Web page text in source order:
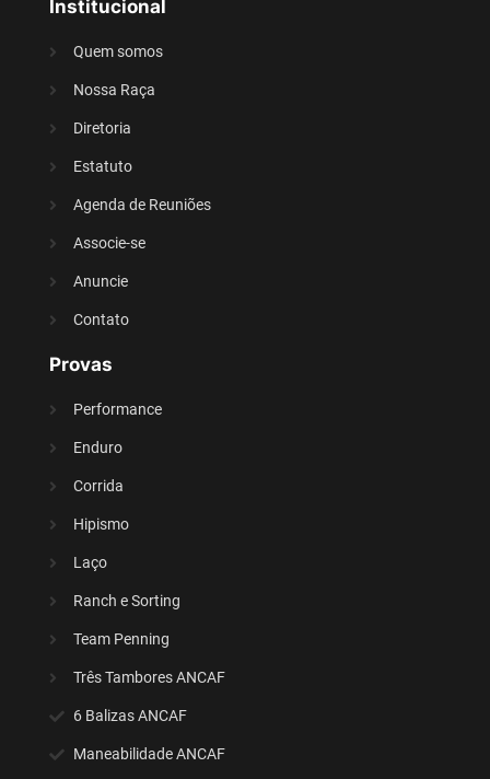
Institucional
Quem somos
Nossa Raça
Diretoria
Estatuto
Agenda de Reuniões
Associe-se
Anuncie
Contato
Provas
Performance
Enduro
Corrida
Hipismo
Laço
Ranch e Sorting
Team Penning
Três Tambores ANCAF
6 Balizas ANCAF
Maneabilidade ANCAF